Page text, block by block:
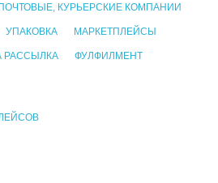
КУРЬЕРСКИЕ КОМПАНИИ
УПАКОВКА МАРКЕТПЛЕЙСЫ
РАССЫЛКА ФУЛФИЛМЕНТ